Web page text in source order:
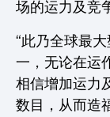
场的运力及竞
“此乃全球最
一，无论在运
相信增加运力
数目，从而造